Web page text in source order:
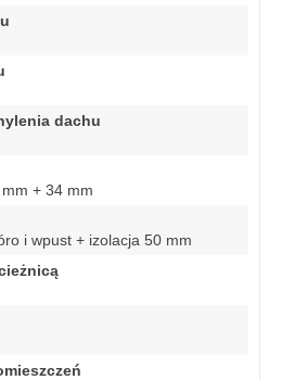
dachu
+ 34 mm
i wpust + izolacja 50 mm